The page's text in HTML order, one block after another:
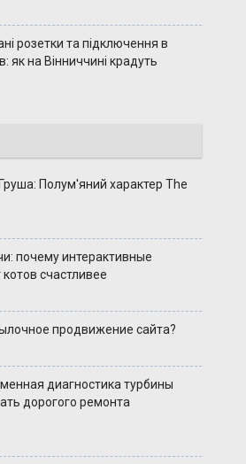
розетки та підключення в
як на Вінниччині крадуть
Полум'яний характер The
почему интерактивные
счастливее
продвижение сайта?
диагностика турбины
дорогого ремонта